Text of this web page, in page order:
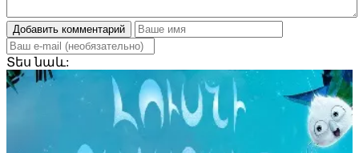
Добавить комментарий
Տեսնաև: